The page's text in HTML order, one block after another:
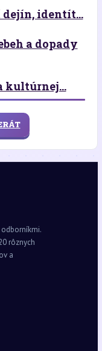
dejín, identít...
a dopady
kultúrnej...
rôznych
a